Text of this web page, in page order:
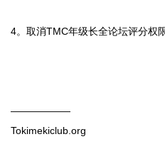
4。取消TMC年级长全论坛评分权
——————
Tokimekiclub.org